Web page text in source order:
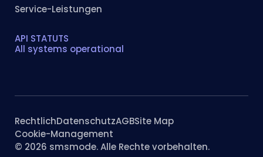
Service-Leistungen
API STATUTS
All systems operational
© 2026 smsmode. Alle Rechte vorbehalten.
RechtlichDatenschutzAGBSite Map
Cookie-Management